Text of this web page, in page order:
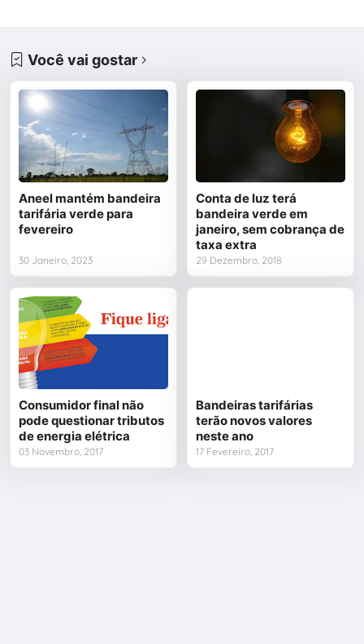
Você vai gostar
Aneel mantém bandeira
tarifária verde para
fevereiro
30 Janeiro, 2023
Conta de luz terá
bandeira verde em
janeiro, sem cobrança de
taxa extra
29 Dezembro, 2018
Consumidor final não
pode questionar tributos
de energia elétrica
03 Novembro, 2017
Bandeiras tarifárias
terão novos valores
neste ano
17 Fevereiro, 2017